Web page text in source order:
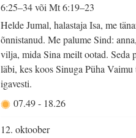
6:25–34 või Mt 6:19–23
Helde Jumal, halastaja Isa, me
õnnistanud. Me palume Sind:
vilja, mida Sina meilt ootad. Seda
läbi, kes koos Sinuga Püha Vaimu
igavesti.
07.49- 18.26
12. oktoober